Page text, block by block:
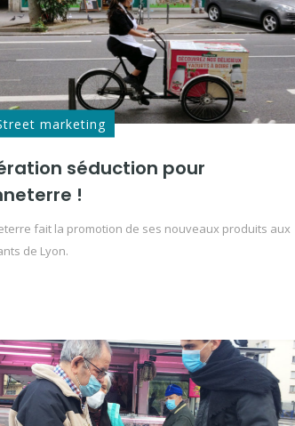
marketing
séduction pour
!
fait la promotion de ses nouveaux produits aux
de Lyon.